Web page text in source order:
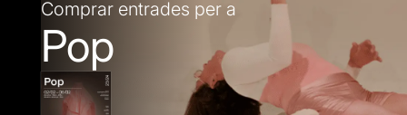
Comprar entrades per a
Pop